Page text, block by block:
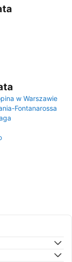
w Warszawie
Fontanarossa